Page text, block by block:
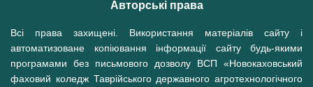
Авторські права
Всі права захищені. Використання матеріалів сайту і
автоматизоване копіювання інформації сайту будь-якими
програмами без письмового дозволу ВСП «Новокаховський
фаховий коледж Таврійського державного агротехнологічного